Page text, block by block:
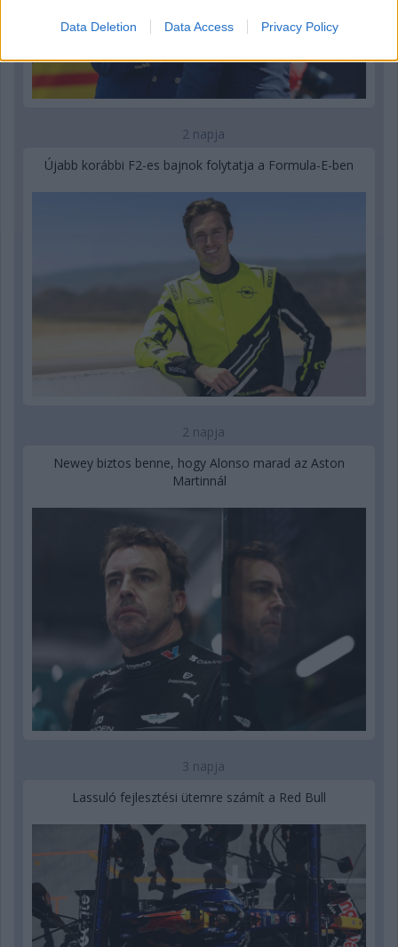
Data Deletion Data Access Privacy Policy
2 napja
Újabb korábbi F2-es bajnok folytatja a Formula-E-ben
2 napja
Newey biztos benne, hogy Alonso marad az Aston
Martinnál
3 napja
Lassuló fejlesztési ütemre számít a Red Bull